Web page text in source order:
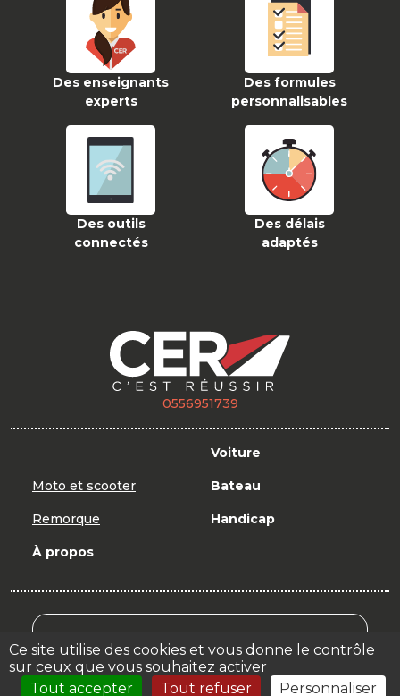
Ce site utilise des cookies et vous donne le contrôle
sur ceux que vous souhaitez activer
Tout accepter
Tout refuser Personnaliser
Des enseignants
experts
Des formules
personnalisables
Des outils
connectés
Des délais
adaptés
0556951739
Voiture
Moto et scooter Bateau
Remorque Handicap
À propos
Votre espace